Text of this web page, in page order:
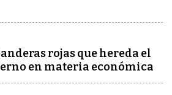
rojas que hereda el
en materia económica